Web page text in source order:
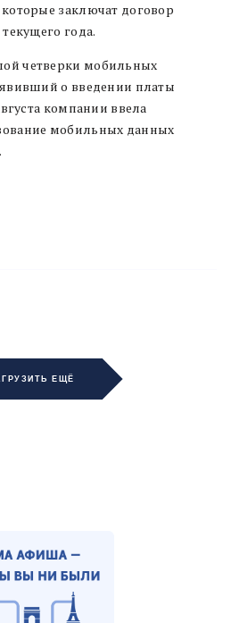
заключат договор
года.
четверки мобильных
о введении платы
компании ввела
мобильных данных
ЕЩЁ